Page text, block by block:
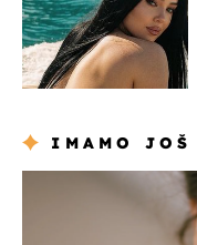
IMAMO JOŠ
moda & ljepota